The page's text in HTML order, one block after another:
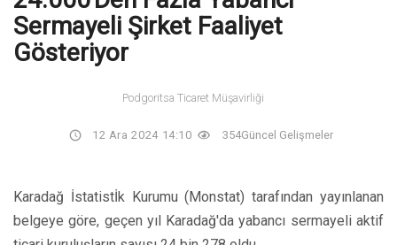
Sermayeli Şirket Faaliyet
Gösteriyor
Podgoritsa Ticaret Müşavirliği
12 Ara 2024 14:10 354Güncel Gelişmeler
Karadağ İstatistİk Kurumu (Monstat) tarafından yayınlanan
belgeye göre, geçen yıl Karadağ'da yabancı sermayeli aktif